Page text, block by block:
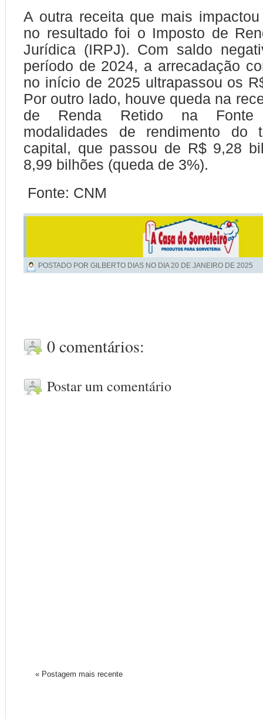
A outra receita que mais
no resultado foi o Imposto de
Jurídica (IRPJ). Com saldo
período de 2024, a arrecadação
no início de 2025 ultrapassou os
Por outro lado, houve queda na
de Renda Retido na Fonte
modalidades de rendimento do
capital, que passou de R$ 9,28
8,99 bilhões (queda de 3%).
Fonte: CNM
POSTADO POR GILBERTO DIAS NO DIA20 DE JANEIRO DE 2025
0 comentários:
Postar um comentário
« Postagem mais recente